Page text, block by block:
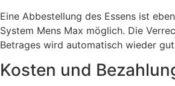
Eine Abbestellung des Essens ist
System Mens Max möglich. Die
Betrages wird automatisch wieder
Kosten und